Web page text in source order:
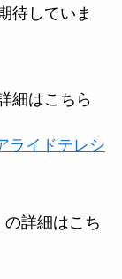
待していま
細はこちら
ライドテレシ
詳細はこち